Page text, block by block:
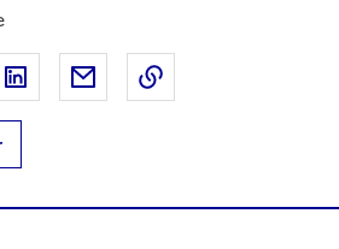
Facebook
sur X
Partager sur LinkedIn
Partager par email